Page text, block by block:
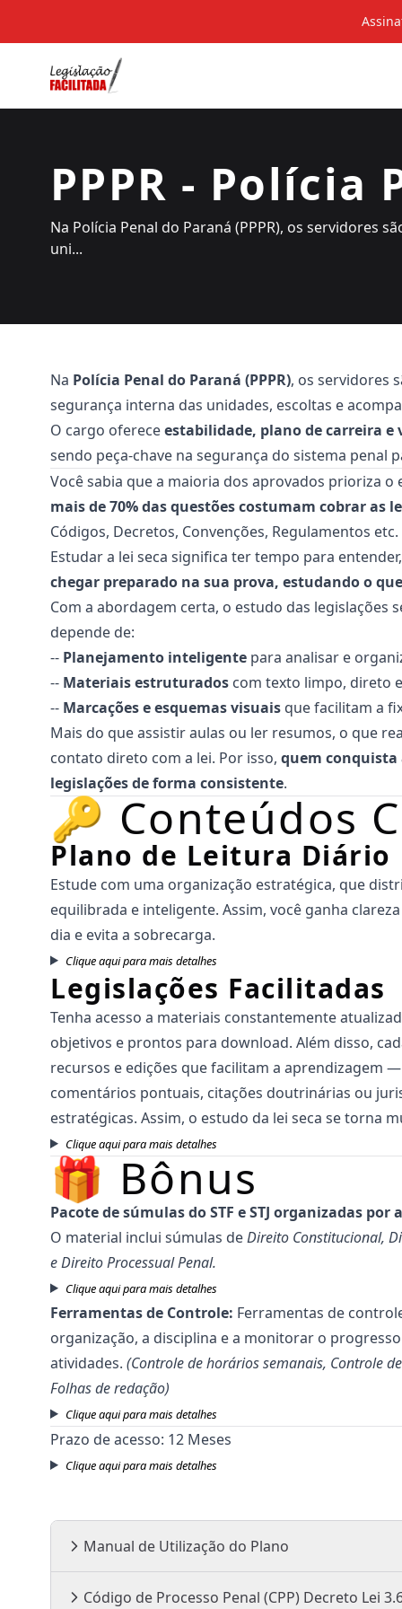
PPPR - Polícia
Na Polícia Penal do Paraná (PPPR), os servidores
uni...
Na Polícia Penal do Paraná (PPPR), os servidores
segurança interna das unidades, escoltas e
O cargo ofereceestabilidade, plano de carreira
sendo peça-chave na segurança do sistema penal
Você sabia que a maioria dos aprovados prioriza o
mais de 70% das questões costumam cobrar as
Códigos, Decretos, Convenções, Regulamentos etc.
Estudar a lei seca significa ter tempo para
chegar preparado na sua prova, estudando o
Com a abordagem certa, o estudo das legislações
depende de:
-- Planejamento inteligente para analisar e
-- Materiais estruturados com texto limpo, direto
-- Marcações e esquemas visuais que facilitam a
Mais do que assistir aulas ou ler resumos, o que
contato direto com a lei. Por isso, quem conquista
legislações de forma consistente.
🔑 Conteúdos
Plano de Leitura Diário
Estude com uma organização estratégica, que
equilibrada e inteligente. Assim, você ganha
dia e evita a sobrecarga.
Clique aqui para mais detalhes
Legislações Facilitadas
Tenha acesso a materiais constantemente
objetivos e prontos para download. Além disso,
recursos e edições que facilitam a aprendizagem
comentários pontuais, citações doutrinárias ou
estratégicas. Assim, o estudo da lei seca se torna
Clique aqui para mais detalhes
🎁 Bônus
Pacote de súmulas do STF e STJ organizadas por
O material inclui súmulas deDireito Constitucional,
e Direito Processual Penal.
Clique aqui para mais detalhes
Ferramentas de Controle: Ferramentas de
organização, a disciplina e a monitorar o
atividades. (Controle de horários semanais, Controle
Folhas de redação)
Clique aqui para mais detalhes
Prazo de acesso: 12 Meses
Clique aqui para mais detalhes
Manual de Utilização do Plano
Código de Processo Penal